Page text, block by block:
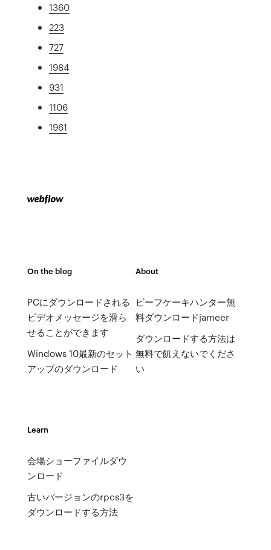
1360
223
727
1984
931
1106
1961
On the blog
PCにダウンロードされる
ビデオメッセージを滑ら
せることができます
Windows 10最新のセット
アップのダウンロード
About
ビーフケーキハンター無
料ダウンロードjameer
ダウンロードする方法は
無料で飢えないでくださ
い
Learn
会場ショーファイルダウ
ンロード
古いバージョンのrpcs3を
ダウンロードする方法